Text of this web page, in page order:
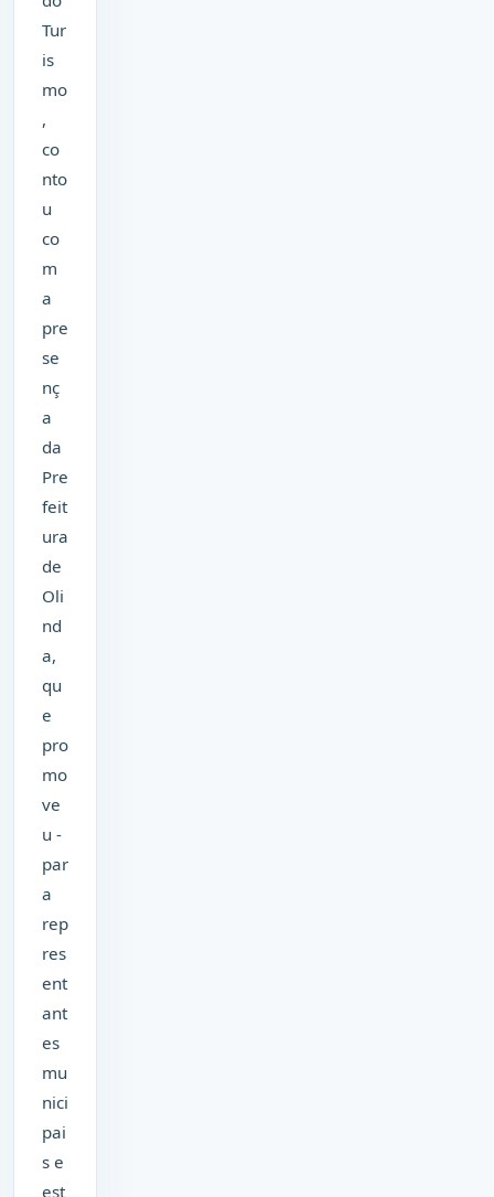
Tur
is
mo
,
co
nto
u
co
m
a
pre
se
nç
a
da
Pre
feit
ura
de
Oli
nd
a,
qu
e
pro
mo
ve
u -
par
a
rep
res
ent
ant
es
mu
nici
pai
s e
est